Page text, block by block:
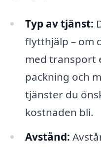
Typ av tjänst:
flytthjälp – om
med transport
packning och
tjänster du
kostnaden bli.
Avstånd: